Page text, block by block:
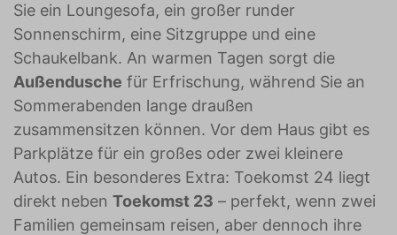
Sie ein Loungesofa, ein großer runder
Sonnenschirm, eine Sitzgruppe und eine
Schaukelbank. An warmen Tagen sorgt die
Außendusche für Erfrischung, während Sie an
Sommerabenden lange draußen
zusammensitzen können. Vor dem Haus gibt es
Parkplätze für ein großes oder zwei kleinere
Autos. Ein besonderes Extra: Toekomst 24 liegt
direkt neben Toekomst 23 – perfekt, wenn zwei
Familien gemeinsam reisen, aber dennoch ihre